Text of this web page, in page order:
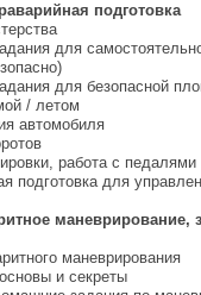
подготовка
для
для безопасной
/ летом
автомобиля
работа с педалями
подготовка для
маневрирование,
маневрирования
и секреты